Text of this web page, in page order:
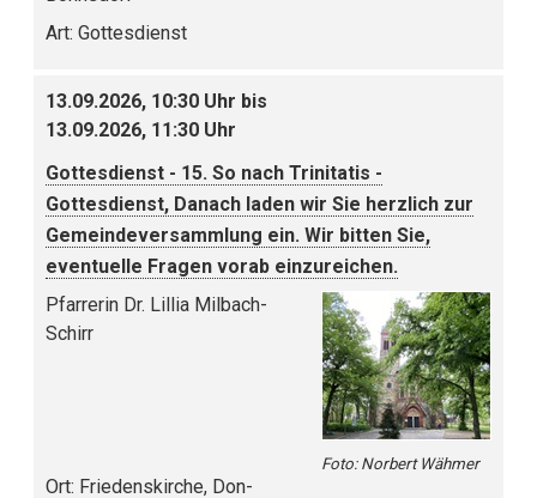
Art: Gottesdienst
13.09.2026, 10:30 Uhr bis
13.09.2026, 11:30 Uhr
Gottesdienst - 15. So nach Trinitatis -
Gottesdienst, Danach laden wir Sie herzlich zur
Gemeindeversammlung ein. Wir bitten Sie,
eventuelle Fragen vorab einzureichen.
Foto: Norbert Wähmer
Pfarrerin Dr. Lillia Milbach-
Schirr
Ort: Friedenskirche, Don-